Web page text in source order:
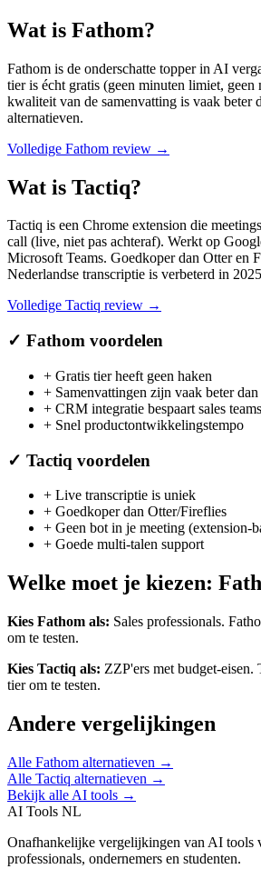
Wat is Fathom?
Fathom is de onderschatte topper in AI
tier is écht gratis (geen minuten limiet, geen
kwaliteit van de samenvatting is vaak beter
alternatieven.
Volledige Fathom review →
Wat is Tactiq?
Tactiq is een Chrome extension die
call (live, niet pas achteraf). Werkt op
Microsoft Teams. Goedkoper dan Otter en
Nederlandse transcriptie is verbeterd in
Volledige Tactiq review →
✓ Fathom voordelen
+ Gratis tier heeft geen haken
+ Samenvattingen zijn vaak beter
+ CRM integratie bespaart sales
+ Snel productontwikkelingstempo
✓ Tactiq voordelen
+ Live transcriptie is uniek
+ Goedkoper dan Otter/Fireflies
+ Geen bot in je meeting (extension-
+ Goede multi-talen support
Welke moet je kiezen:
Kies Fathom als: Sales professionals.
om te testen.
Kies Tactiq als: ZZP'ers met budget-eisen.
tier om te testen.
Andere vergelijkingen
Alle Fathom alternatieven →
Alle Tactiq alternatieven →
Bekijk alle AI tools →
AI Tools NL
Onafhankelijke vergelijkingen van AI tools
professionals, ondernemers en studenten.